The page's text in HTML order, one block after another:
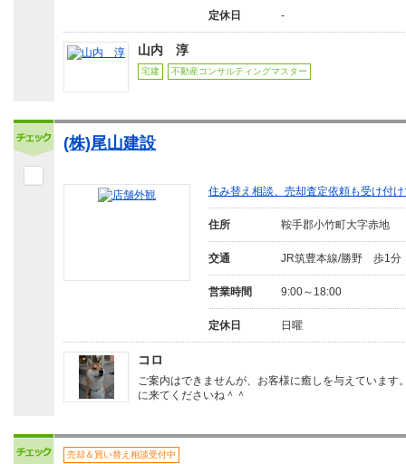
定休日 -
山内 淳
宅建 不動産コンサルティングマスター
(株)尾山建設
住み替え相談、売却査定依頼も受け付
住所 鞍手郡小竹町大字赤地
交通 JR筑豊本線/勝野 歩1分
営業時間 9:00～18:00
定休日 日曜
コロ
ご案内はできませんが、お客様に癒しを与えています
に来てくださいね＾＾
売却＆買い替え相談受付中